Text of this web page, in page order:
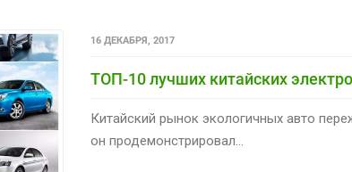
16 ДЕКАБРЯ, 2017
ТОП-10 лучших китайских
Китайский рынок экологичных авто
он продемонстрировал...